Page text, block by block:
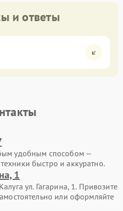
и ответы
удобным способом —
быстро и аккуратно.
1
ул. Гагарина, 1. Привозите
или оформляйте